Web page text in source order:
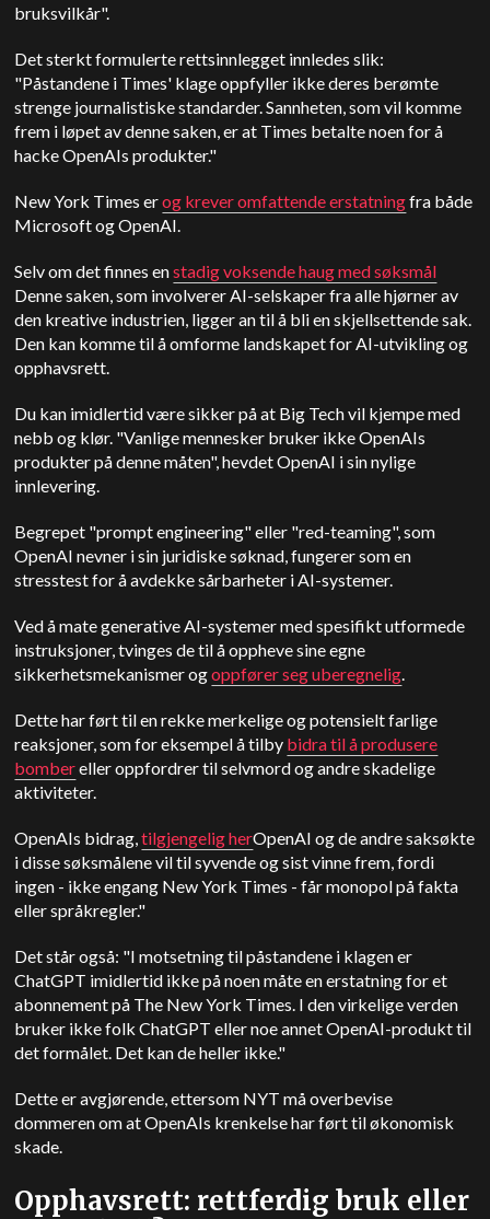
bruksvilkår".
Det sterkt formulerte rettsinnlegget innledes slik:
"Påstandene i Times' klage oppfyller ikke deres berømte
strenge journalistiske standarder. Sannheten, som vil komme
frem i løpet av denne saken, er at Times betalte noen for å
hacke OpenAIs produkter."
New York Times erog krever omfattende erstatningfra både
Microsoft og OpenAI.
Selv om det finnes enstadig voksende haug med søksmål
Denne saken, som involverer AI-selskaper fra alle hjørner av
den kreative industrien, ligger an til å bli en skjellsettende sak.
Den kan komme til å omforme landskapet for AI-utvikling og
opphavsrett.
Du kan imidlertid være sikker på at Big Tech vil kjempe med
nebb og klør. "Vanlige mennesker bruker ikke OpenAIs
produkter på denne måten", hevdet OpenAI i sin nylige
innlevering.
Begrepet "prompt engineering" eller "red-teaming", som
OpenAI nevner i sin juridiske søknad, fungerer som en
stresstest for å avdekke sårbarheter i AI-systemer.
Ved å mate generative AI-systemer med spesifikt utformede
instruksjoner, tvinges de til å oppheve sine egne
sikkerhetsmekanismer ogoppfører seg uberegnelig.
Dette har ført til en rekke merkelige og potensielt farlige
reaksjoner, som for eksempel å tilby bidra til å produsere
bombereller oppfordrer til selvmord og andre skadelige
aktiviteter.
OpenAIs bidrag,tilgjengelig herOpenAI og de andre saksøkte
i disse søksmålene vil til syvende og sist vinne frem, fordi
ingen - ikke engang New York Times - får monopol på fakta
eller språkregler."
Det står også: "I motsetning til påstandene i klagen er
ChatGPT imidlertid ikke på noen måte en erstatning for et
abonnement på The New York Times. I den virkelige verden
bruker ikke folk ChatGPT eller noe annet OpenAI-produkt til
det formålet. Det kan de heller ikke."
Dette er avgjørende, ettersom NYT må overbevise
dommeren om at OpenAIs krenkelse har ført til økonomisk
skade.
Opphavsrett: rettferdig bruk eller